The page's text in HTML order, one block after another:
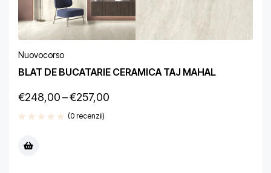
Nuovocorso
BLAT DE BUCATARIE CERAMICA TAJ MAHAL
€248,00–€257,00
(0 recenzii)